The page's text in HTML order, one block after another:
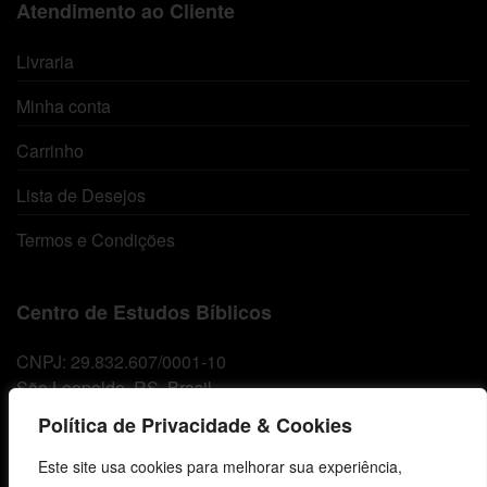
Política de Privacidade & Cookies
Este site usa cookies para melhorar sua experiência,
Atendimento ao Cliente
Livraria
Minha conta
Carrinho
Lista de Desejos
Termos e Condições
Centro de Estudos Bíblicos
CNPJ: 29.832.607/0001-10
São Leopoldo, RS, Brasil
Fale Conosco